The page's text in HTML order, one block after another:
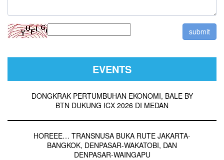
EVENTS
DONGKRAK PERTUMBUHAN EKONOMI, BALE BY
BTN DUKUNG ICX 2026 DI MEDAN
HOREEE… TRANSNUSA BUKA RUTE JAKARTA-
BANGKOK, DENPASAR-WAKATOBI, DAN
DENPASAR-WAINGAPU